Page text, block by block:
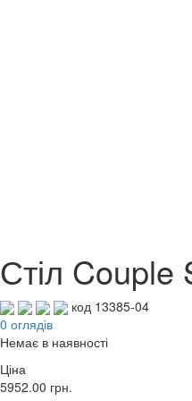
Стіл
код 13385-04
0 оглядів
Немає в наявності
Ціна
5952.00 грн.